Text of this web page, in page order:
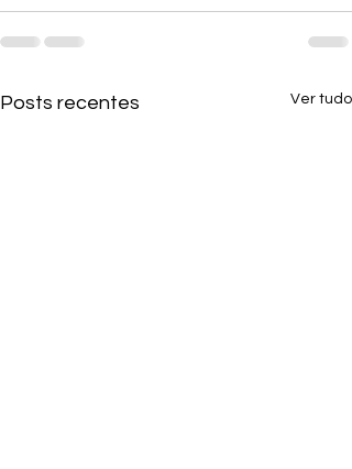
Posts recentes Ver tudo